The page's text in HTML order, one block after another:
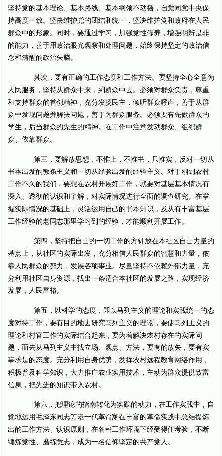
坚持党的基本理论、基本路线、基本纲领不动摇，自觉同党中央保
持高度一致。坚决维护党的团结和统一，坚决维护党和政府在人民
群众中的形象。同时，要通过学习，加强党性修养，增强明辨是非
的能力，善于用政治眼光观察和处理问题，始终保持坚定的政治信
念和清醒的政治头脑。
其次，要有正确的工作态度和工作方法。要坚持全心全意为
人民服务，坚持从群众中来，到群众中去。必须对群众负责，尊重
和支持群众的首创精神，充分发扬民主，倾听群众呼声，善于从群
众中发现问题并解决问题，善于为群众服务。必须要有先做群众的
学生，后当群众的先生的精神。在工作中注意发动群众、组织群
众、依靠群众。
第三，要解放思想，不惟上，不惟书，只惟实，反对一切从
书本出发的教条主义和一切从经验出发的经验主义。对于刚到农村
工作不久的我们，要想在农村开展好工作，就要对基层基本情况有
深入、透彻的认识和了解，对实际情况进行全面的调查研究。在掌
握实际情况的基础上，灵活运用自己的书本知识，及从有丰富基层
工作经验的老同志那里学习到的经验，才能顺利开展工作。
第四，坚持把自己的一切工作的方针放在本社区自己力量的
基点上，从社区的实际出发，充分相信人民群众的智慧和力量，依
靠人民群众的努力，发展各项事业。尽量坚持不依赖外部力量，充
分利用社区自身资源，找出一条适合本社区的发展之路，实现经济
发展，人民富裕。
第五，以科学的态度，即以马列主义的理论和实践统一的态
度对待工作，要有目的地去研究马列主义的理论，要使马列主义的
理论和村官工作的实际结合起来，要为着解决农村存在的实际问
题，而去从马列主义中找立场、观点、方法，要有的放矢，要有实
事求是的态度。充分利用自身优势，发挥农村远程教育网络作用，
积极普及科学知识，大力推广农业实用技术，主动为群众提供致富
信息，把先进的知识带入农村。
第六，把理论的指南转化为实践的动力，在工作实践中，自
觉地运用毛泽东同志等老一代革命家在丰富的革命实践中总结提炼
出的工作方法、认识原则，在各种工作环境下经受得住考验，不断
锤炼党性、磨练意志，成为一名信仰坚定的共产党人。